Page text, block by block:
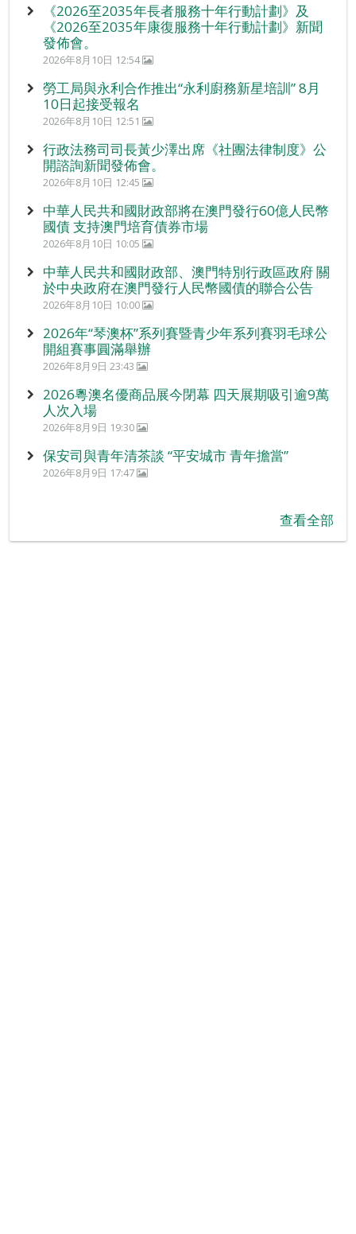
《2026至2035年長者服務十年行動計劃》及
《2026至2035年康復服務十年行動計劃》新聞
發佈會。
2026年8月10日 12:54
勞工局與永利合作推出“永利廚務新星培訓” 8月
10日起接受報名
2026年8月10日 12:51
行政法務司司長黃少澤出席《社團法律制度》公
開諮詢新聞發佈會。
2026年8月10日 12:45
中華人民共和國財政部將在澳門發行60億人民幣
國債 支持澳門培育債券市場
2026年8月10日 10:05
中華人民共和國財政部、澳門特別行政區政府 關
於中央政府在澳門發行人民幣國債的聯合公告
2026年8月10日 10:00
2026年“琴澳杯”系列賽暨青少年系列賽羽毛球公
開組賽事圓滿舉辦
2026年8月9日 23:43
2026粵澳名優商品展今閉幕 四天展期吸引逾9萬
人次入場
2026年8月9日 19:30
保安司與青年清茶談 “平安城市 青年擔當”
2026年8月9日 17:47
查看全部